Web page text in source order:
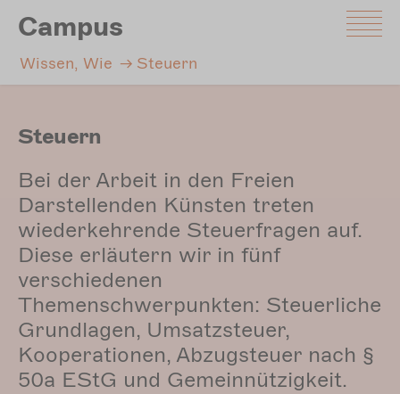
zumCampus
Wissen, Wie Steuern
Steuern
Bei der Arbeit in den Freien
Darstellenden Künsten treten
wiederkehrende Steuerfragen auf.
Diese erläutern wir in fünf
verschiedenen
Themenschwerpunkten: Steuerliche
Grundlagen, Umsatzsteuer,
Kooperationen, Abzugsteuer nach §
50a EStG und Gemeinnützigkeit.